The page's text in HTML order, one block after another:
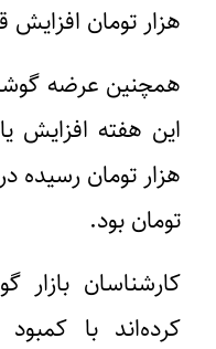
هزار تومان
همچنین عرضه
تومان بود.
کارشناسان
کرده‌اند با